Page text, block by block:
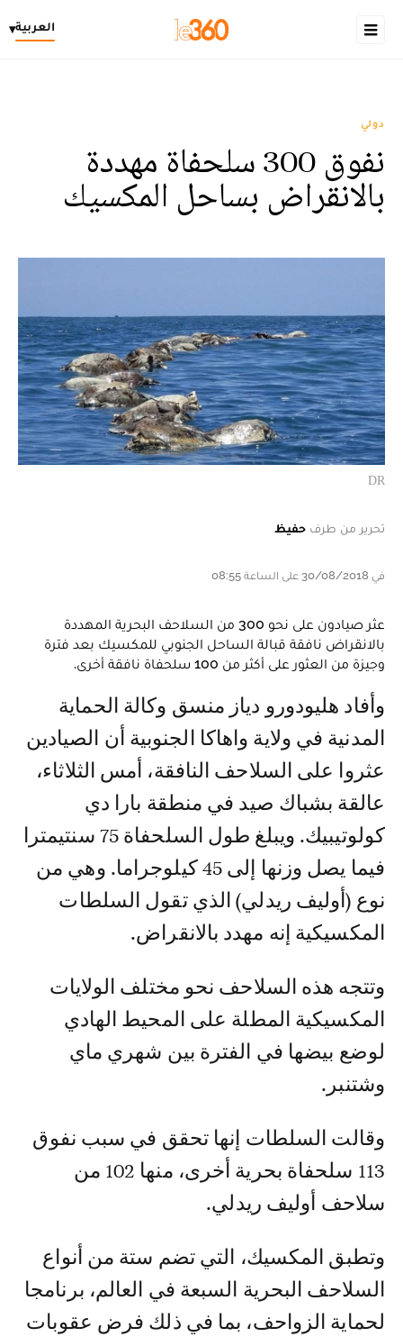
العربية▾
دولي
نفوق 300 سلحفاة مهددة
بالانقراض بساحل المكسيك
DR
تحرير من طرف حفيظ
في 30/08/2018 على الساعة 08:55
عثر صيادون على نحو 300 من السلاحف البحرية المهددة
بالانقراض نافقة قبالة الساحل الجنوبي للمكسيك بعد فترة
وجيزة من العثور على أكثر من 100 سلحفاة نافقة أخرى.
وأفاد هليودورو دياز منسق وكالة الحماية
المدنية في ولاية واهاكا الجنوبية أن الصيادين
عثروا على السلاحف النافقة، أمس الثلاثاء،
عالقة بشباك صيد في منطقة بارا دي
كولوتيبيك. ويبلغ طول السلحفاة 75 سنتيمترا
فيما يصل وزنها إلى 45 كيلوجراما. وهي من
نوع (أوليف ريدلي) الذي تقول السلطات
المكسيكية إنه مهدد بالانقراض.
وتتجه هذه السلاحف نحو مختلف الولايات
المكسيكية المطلة على المحيط الهادي
لوضع بيضها في الفترة بين شهري ماي
وشتنبر.
وقالت السلطات إنها تحقق في سبب نفوق
113 سلحفاة بحرية أخرى، منها 102 من
سلاحف أوليف ريدلي.
وتطبق المكسيك، التي تضم ستة من أنواع
السلاحف البحرية السبعة في العالم، برنامجا
لحماية الزواحف، بما في ذلك فرض عقوبات